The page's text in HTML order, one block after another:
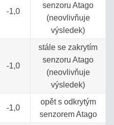
-1,0
senzoru Atago
(neovlivňuje
výsledek)
-1,0
stále se zakrytím
senzoru Atago
(neovlivňuje
výsledek)
-1,0
opět s odkrytým
senzorem Atago